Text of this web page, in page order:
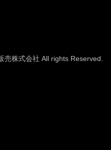
売株式会社 All rights Reserved.